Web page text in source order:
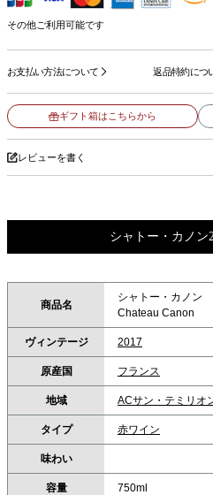
その他ご利用可能です
お支払い方法について 返品特約につ
ギフト箱はこちらから
レビューを書く
シャトー・カノン
商品名
シャトー・カノン
Chateau Canon
ヴィンテージ 2017
原産国 フランス
地域 ACサン・テミリオ
タイプ 赤ワイン
味わい
容量 750ml